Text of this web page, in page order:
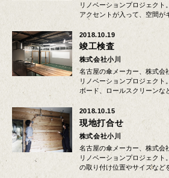
リノベーションプロジェクト
アクセントが入って、空間が
2018.10.19
竣工検査
株式会社小川
名古屋の傘メーカー、株式会
リノベーションプロジェクト
ボード、ロールスクリーン
2018.10.15
現地打合せ
株式会社小川
名古屋の傘メーカー、株式会
リノベーションプロジェクト
の取り付け位置やサイズなど